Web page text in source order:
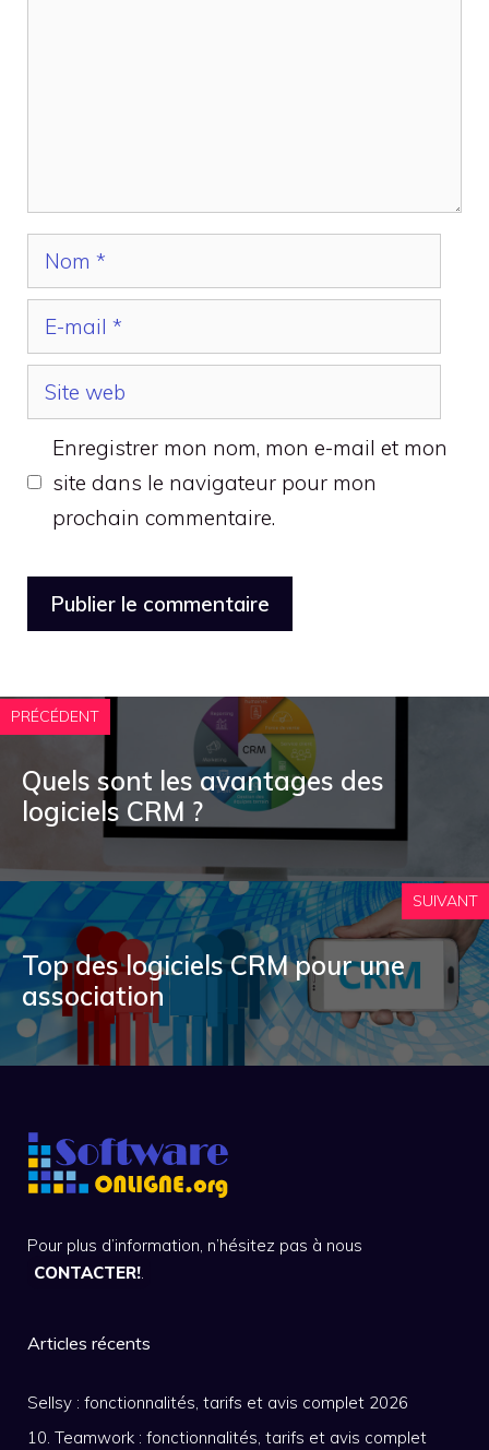
Nom
mail
Site
web
Enregistrer mon nom, mon e-mail et mon
site dans le navigateur pour mon
prochain commentaire.
PRÉCÉDENT
Quels sont les avantages des
logiciels CRM ?
SUIVANT
Top des logiciels CRM pour une
association
Pour plus d’information, n’hésitez pas à nous
CONTACTER!
Articles récents
Sellsy : fonctionnalités, tarifs et avis complet 2026
10. Teamwork : fonctionnalités, tarifs et avis complet